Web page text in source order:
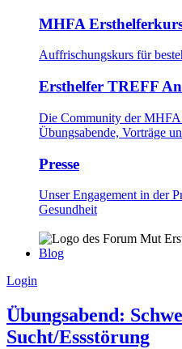
MHFA
Auffrischungskurs für
Ersthelfer TREFF
Die Community der MHFA
Übungsabende, Vorträge
Presse
Unser Engagement in der
Gesundheit
Blog
Login
Übungsabend:
Sucht/Essstörung